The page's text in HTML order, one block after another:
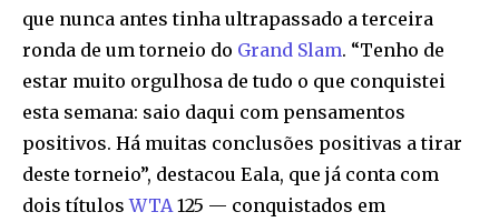
que nunca antes tinha ultrapassado a terceira
ronda de um torneio do Grand Slam. “Tenho de
estar muito orgulhosa de tudo o que conquistei
esta semana: saio daqui com pensamentos
positivos. Há muitas conclusões positivas a tirar
deste torneio”, destacou Eala, que já conta com
dois títulosWTA 125 — conquistados em